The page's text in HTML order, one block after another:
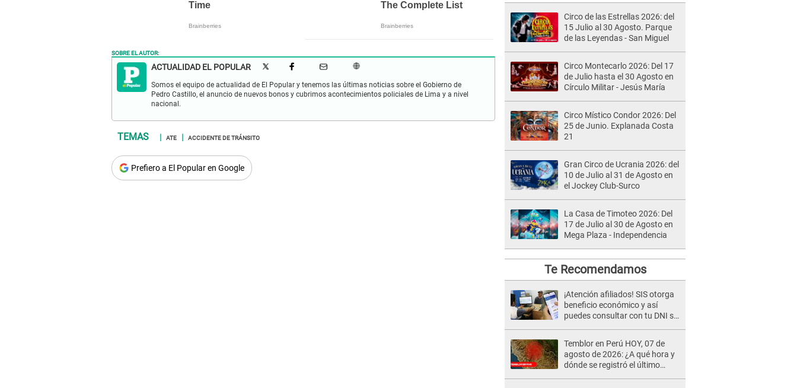
SOBRE EL AUTOR:
ACTUALIDAD EL POPULAR
Somos el equipo de actualidad de El Popular y tenemos las últimas noticias sobre el Gobierno de
Pedro Castillo, el anuncio de nuevos bonos y cubrimos acontecimientos policiales de Lima y a nivel
nacional.
ATE ACCIDENTE DE TRÁNSITO
Prefiero a El Popular en Google
Circo de las Estrellas 2026: del
15 Julio al 30 Agosto. Parque
de las Leyendas - San Miguel
Circo Montecarlo 2026: Del 17
de Julio hasta el 30 Agosto en
Círculo Militar - Jesús María
Circo Místico Condor 2026: Del
25 de Junio. Explanada Costa
21
Gran Circo de Ucrania 2026: del
10 de Julio al 31 de Agosto en
el Jockey Club-Surco
La Casa de Timoteo 2026: Del
17 de Julio al 30 de Agosto en
Mega Plaza - Independencia
Te Recomendamos
¡Atención afiliados! SIS otorga
beneficio económico y así
puedes consultar con tu DNI si
Temblor en Perú HOY, 07 de
agosto de 2026: ¿A qué hora y
dónde se registró el último